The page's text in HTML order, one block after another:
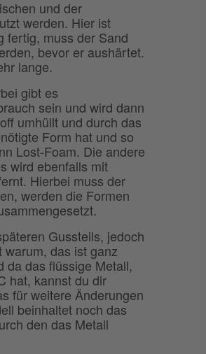
und der
werden. Hier ist
fertig, muss der Sand
bevor er aushärtet.
lange.
gibt es
sein und wird dann
umhüllt und durch das
Form hat und so
Lost-Foam. Die andere
wird ebenfalls mit
Hierbei muss der
werden die Formen
Gussteils, jedoch
das ist ganz
da das flüssige Metall,
hat, kannst du dir
für weitere Änderungen
beinhaltet noch das
den das Metall